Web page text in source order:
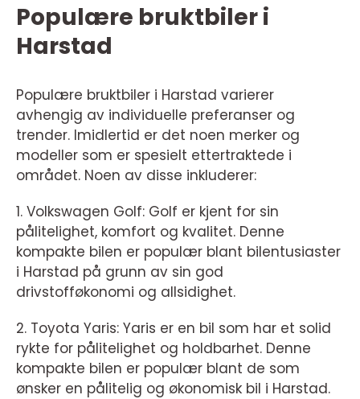
Populære bruktbiler i
Harstad
Populære bruktbiler i Harstad varierer
avhengig av individuelle preferanser og
trender. Imidlertid er det noen merker og
modeller som er spesielt ettertraktede i
området. Noen av disse inkluderer:
1. Volkswagen Golf: Golf er kjent for sin
pålitelighet, komfort og kvalitet. Denne
kompakte bilen er populær blant bilentusiaster
i Harstad på grunn av sin god
drivstofføkonomi og allsidighet.
2. Toyota Yaris: Yaris er en bil som har et solid
rykte for pålitelighet og holdbarhet. Denne
kompakte bilen er populær blant de som
ønsker en pålitelig og økonomisk bil i Harstad.